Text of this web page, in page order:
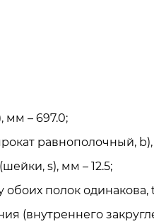
мм – 697.0;
равнополочный,
s), мм – 12.5;
полок одинакова,
(внутреннего